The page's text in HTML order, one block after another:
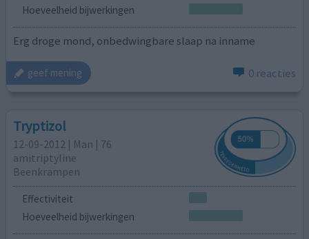
Hoeveelheid bijwerkingen
Erg droge mond, onbedwingbare slaap na inname
geef mening 0 reacties
Tryptizol
12-09-2012 | Man | 76
amitriptyline
Beenkrampen
Effectiviteit
Hoeveelheid bijwerkingen